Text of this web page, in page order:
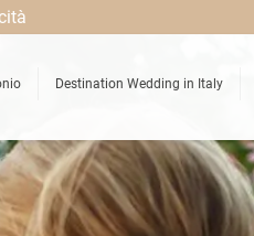
Destination Wedding in Italy